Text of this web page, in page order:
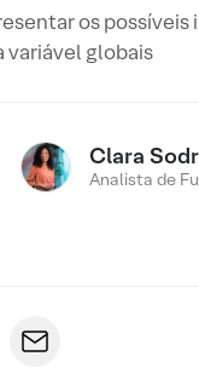
os possíveis
variável globais
Clara
Analista de